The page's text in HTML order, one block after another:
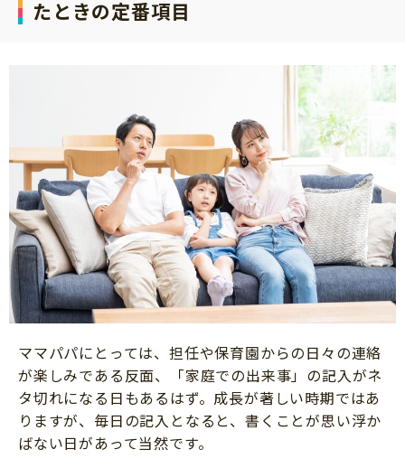
たときの定番項目
ママパパにとっては、担任や保育園からの日々の連絡
が楽しみである反面、「家庭での出来事」の記入がネ
タ切れになる日もあるはず。成長が著しい時期ではあ
りますが、毎日の記入となると、書くことが思い浮か
ばない日があって当然です。